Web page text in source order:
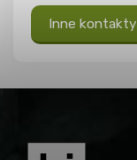
Inne kontakty